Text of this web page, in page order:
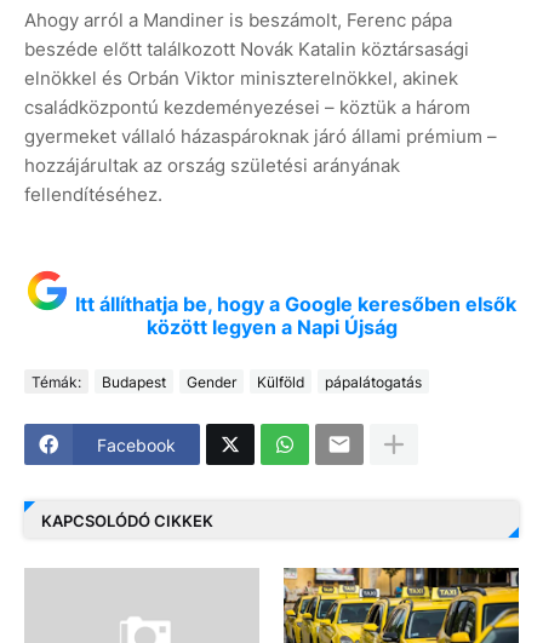
Ahogy arról a Mandiner is beszámolt, Ferenc pápa
beszéde előtt találkozott Novák Katalin köztársasági
elnökkel és Orbán Viktor miniszterelnökkel, akinek
családközpontú kezdeményezései – köztük a három
gyermeket vállaló házaspároknak járó állami prémium –
hozzájárultak az ország születési arányának
fellendítéséhez.
Itt állíthatja be, hogy a Google keresőben elsők
között legyen a Napi Újság
Témák: Budapest Gender Külföld pápalátogatás
Facebook
KAPCSOLÓDÓ CIKKEK